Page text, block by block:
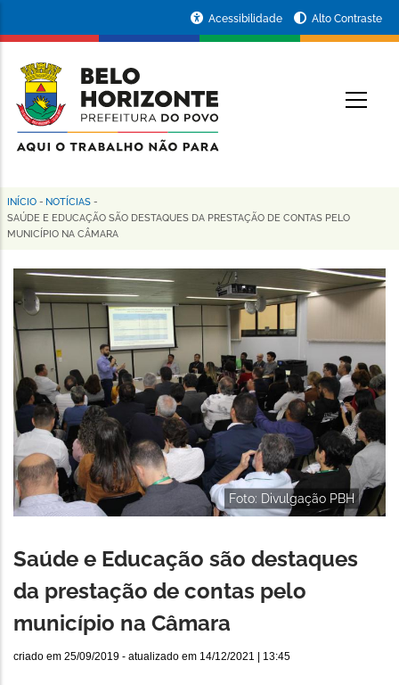
conteúdo
principal
da
Prefeitura
de
Horizonte
Acessibilidade Alto Contraste
Trilha
de
navegação
INÍCIO - NOTÍCIAS -
SAÚDE E EDUCAÇÃO SÃO DESTAQUES DA PRESTAÇÃO DE CONTAS PELO
MUNICÍPIO NA CÂMARA
Foto: Divulgação PBH
Saúde e Educação são destaques
da prestação de contas pelo
município na Câmara
criado em 25/09/2019 - atualizado em 14/12/2021 | 13:45